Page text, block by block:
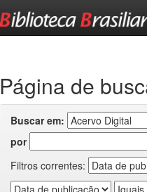
Página de
Buscar em:
por
Filtros correntes: